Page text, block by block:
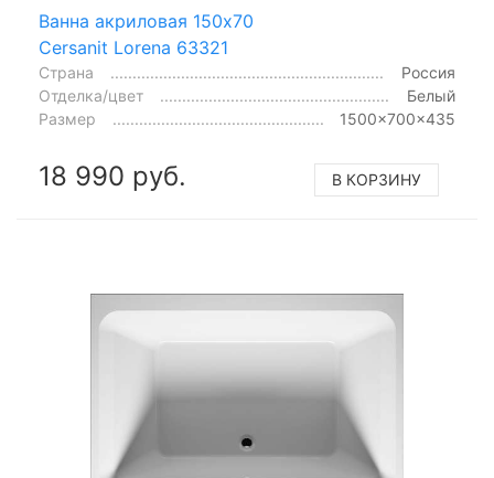
Ванна акриловая 150x70
Cersanit Lorena 63321
Страна
Россия
Отделка/цвет
Белый
Размер
1500x700x435
18 990 руб. В КОРЗИНУ